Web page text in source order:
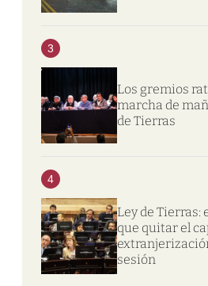
3
Los gremios
marcha de
de Tierras
4
Ley de Tierras:
que quitar el
sesión